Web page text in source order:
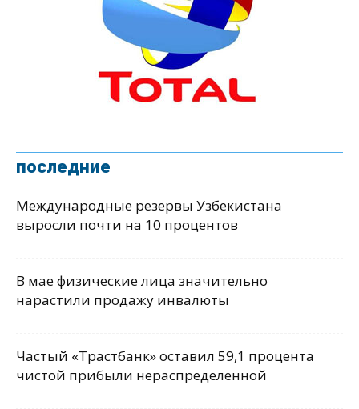
последние
Международные резервы Узбекистана
выросли почти на 10 процентов
В мае физические лица значительно
нарастили продажу инвалюты
Частый «Трастбанк» оставил 59,1 процента
чистой прибыли нераспределенной